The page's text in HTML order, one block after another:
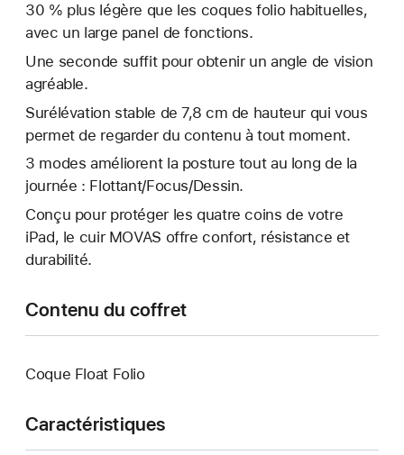
30 % plus légère que les coques folio habituelles,
avec un large panel de fonctions.
Une seconde suffit pour obtenir un angle de vision
agréable.
Surélévation stable de 7,8 cm de hauteur qui vous
permet de regarder du contenu à tout moment.
3 modes améliorent la posture tout au long de la
journée : Flottant/Focus/Dessin.
Conçu pour protéger les quatre coins de votre
iPad, le cuir MOVAS offre confort, résistance et
durabilité.
Contenu du coffret
Coque Float Folio
Caractéristiques